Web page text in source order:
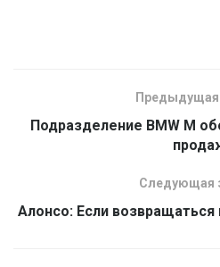
Предыдущая
Подразделение BMW M
Следующая
Алонсо: Если